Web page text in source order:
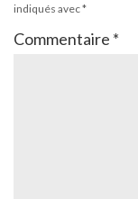
indiqués avec*
Commentaire *